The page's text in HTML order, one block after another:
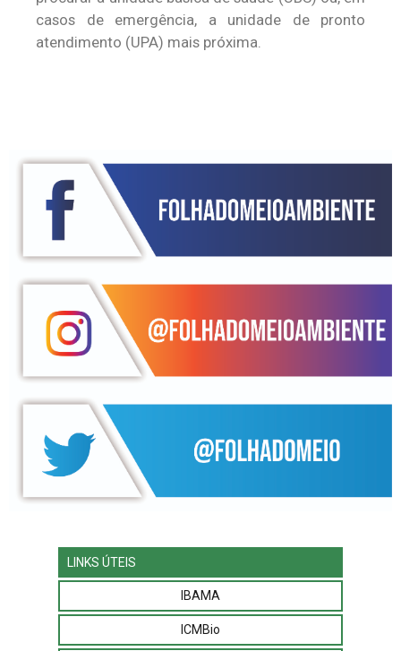
casos de emergência, a unidade de pronto
atendimento (UPA) mais próxima.
LINKS ÚTEIS
IBAMA
ICMBio